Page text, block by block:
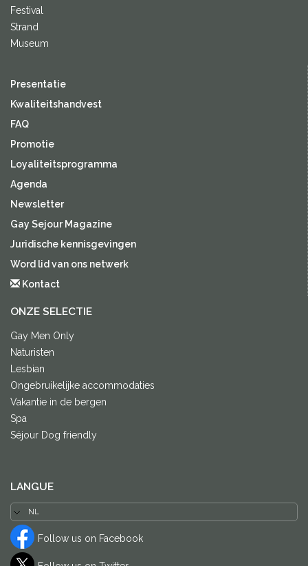
Festival
Strand
Museum
Presentatie
Kwaliteitshandvest
FAQ
Promotie
Loyaliteitsprogramma
Agenda
Newsletter
Gay Sejour Magazine
Juridische kennisgevingen
Word lid van ons netwerk
Kontact
ONZE SELECTIE
Gay Men Only
Naturisten
Lesbian
Ongebruikelijke accommodaties
Vakantie in de bergen
Spa
Séjour Dog friendly
LANGUE
Follow us on Facebook